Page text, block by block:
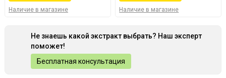
Наличие в магазине Наличие в магазине
Не знаешь какой экстракт выбрать? Наш эксперт
поможет!
Бесплатная консультация